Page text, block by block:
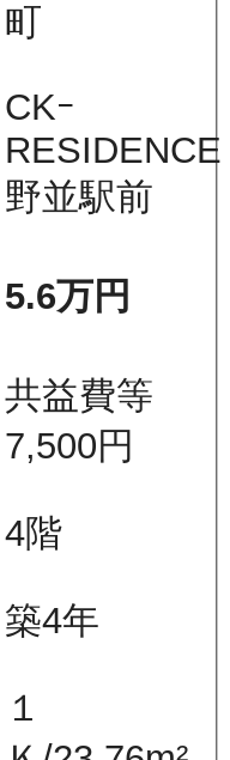
町
CKｰ
RESIDENCE
野並駅前
5.6万円
共益費等
7,500円
4階
築4年
１